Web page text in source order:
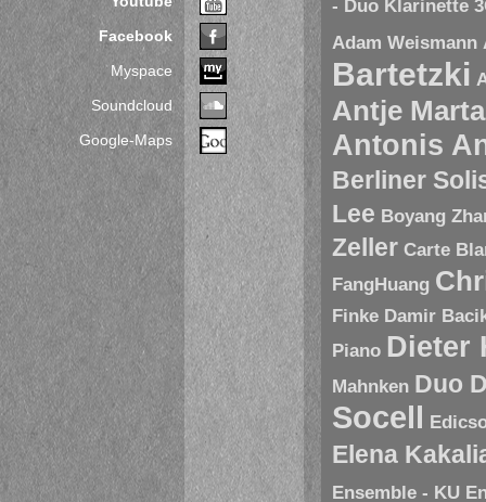
Facebook
Myspace
Soundcloud
Google-Maps
- Duo Klarinette
Adam Weismann
Bartetzki
Antje
Antonis
Berliner
Lee Boyang
Zeller Carte
FangHuang
Finke Damir
Piano Dieter
Mahnken Duo
Socell
Elena
Ensemble - KU